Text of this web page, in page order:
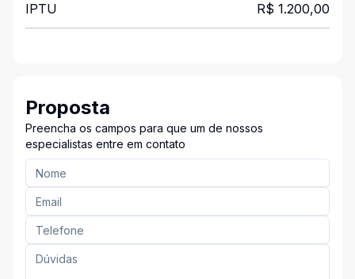
IPTU R$ 1.200,00
Proposta
Preencha os campos para que um de nossos
especialistas entre em contato